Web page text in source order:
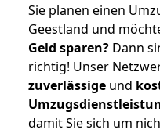
Sie planen einen
Geestland und
Geld sparen? Dann
richtig! Unser
zuverlässige und
damit Sie sich um